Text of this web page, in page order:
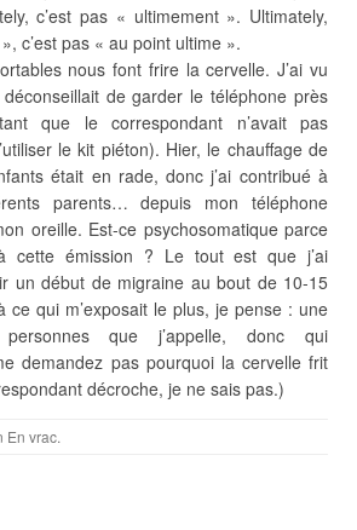
c’est pas « ultimement ». Ultimately,
c’est pas « au point ultime ».
nous font frire la cervelle. J’ai vu
de garder le téléphone près
que le correspondant n’avait pas
le kit piéton). Hier, le chauffage de
était en rade, donc j’ai contribué à
parents… depuis mon téléphone
oreille. Est-ce psychosomatique parce
cette émission ? Le tout est que j’ai
un début de migraine au bout de 10-15
ce qui m’exposait le plus, je pense : une
que j’appelle, donc qui
demandez pas pourquoi la cervelle frit
décroche, je ne sais pas.)
En vrac.